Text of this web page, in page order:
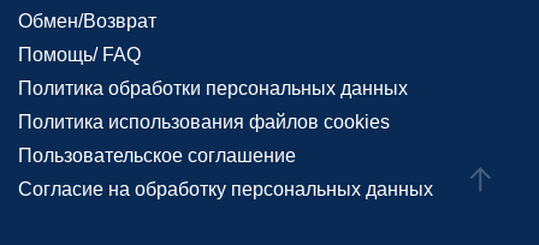
Обмен/Возврат
Помощь/ FAQ
Политика обработки персональных данных
Политика использования файлов cookies
Пользовательское соглашение
Согласие на обработку персональных данных